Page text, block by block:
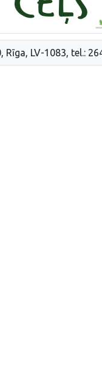
LV-1083, tel.: